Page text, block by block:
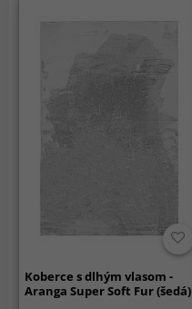
Koberce s dlhým vlasom -
Aranga Super Soft Fur (šedá)